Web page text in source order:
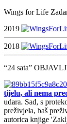
Wings for Life
2019
2018
“24 sata”
tijelu, ali nema
udara. Sad, s
preživjela, baš
autorica knjige